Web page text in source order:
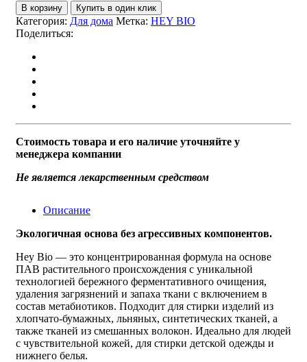
В корзину Купить в один клик
Категория: Для дома Метка: HEY BIO
Поделиться:
Стоимость товара и его наличие уточняйте у
менеджера компании
Не является лекарственным средством
Описание
Экологичная основа без агрессивных компонентов.
Hey Bio — это концентрированная формула на основе
ПАВ растительного происхождения с уникальной
технологией бережного ферментативного очищения,
удаления загрязнений и запаха ткани с включением в
состав метабиотиков. Подходит для стирки изделий из
хлопчато-бумажных, льняных, синтетических тканей, а
также тканей из смешанных волокон. Идеально для людей
с чувствительной кожей, для стирки детской одежды и
нижнего белья.